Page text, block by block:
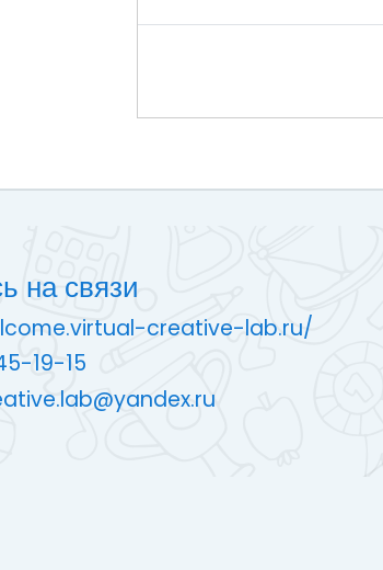
на связи
creative-lab.ru/
19-15